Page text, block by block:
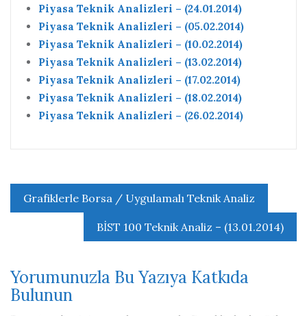
Piyasa Teknik Analizleri – (24.01.2014)
Piyasa Teknik Analizleri – (05.02.2014)
Piyasa Teknik Analizleri – (10.02.2014)
Piyasa Teknik Analizleri – (13.02.2014)
Piyasa Teknik Analizleri – (17.02.2014)
Piyasa Teknik Analizleri – (18.02.2014)
Piyasa Teknik Analizleri – (26.02.2014)
Yazı
gezinmesi
Grafiklerle Borsa / Uygulamalı Teknik Analiz
BİST 100 Teknik Analiz – (13.01.2014)
Yorumunuzla Bu Yazıya Katkıda
Bulunun